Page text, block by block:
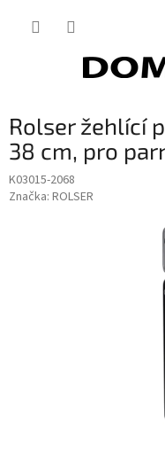
Rolser žehlící
38 cm, pro
K03015-2068
Značka: ROLSER